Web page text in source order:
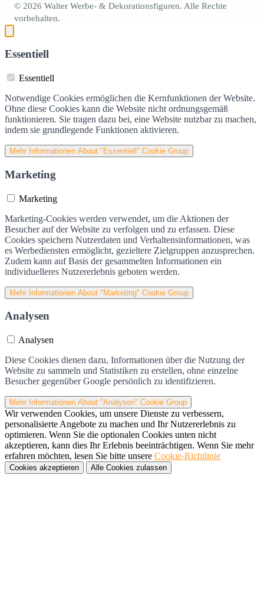
© 2026 Walter Werbe- & Dekorationsfiguren. Alle Rechte
vorbehalten.
Essentiell
Essentiell
Notwendige Cookies ermöglichen die Kernfunktionen der Website.
Ohne diese Cookies kann die Website nicht ordnungsgemäß
funktionieren. Sie tragen dazu bei, eine Website nutzbar zu machen,
indem sie grundlegende Funktionen aktivieren.
Mehr Informationen About "Essentiell" Cookie Group
Marketing
Marketing
Marketing-Cookies werden verwendet, um die Aktionen der
Besucher auf der Website zu verfolgen und zu erfassen. Diese
Cookies speichern Nutzerdaten und Verhaltensinformationen, was
es Werbediensten ermöglicht, gezieltere Zielgruppen anzusprechen.
Zudem kann auf Basis der gesammelten Informationen ein
individuelleres Nutzererlebnis geboten werden.
Mehr Informationen About "Marketing" Cookie Group
Analysen
Analysen
Diese Cookies dienen dazu, Informationen über die Nutzung der
Website zu sammeln und Statistiken zu erstellen, ohne einzelne
Besucher gegenüber Google persönlich zu identifizieren.
Mehr Informationen About "Analysen" Cookie Group
Wir verwenden Cookies, um unsere Dienste zu verbessern,
personalisierte Angebote zu machen und Ihr Nutzererlebnis zu
optimieren. Wenn Sie die optionalen Cookies unten nicht
akzeptieren, kann dies Ihr Erlebnis beeinträchtigen. Wenn Sie mehr
erfahren möchten, lesen Sie bitte unsere Cookie-Richtlinie
Cookies akzeptieren Alle Cookies zulassen